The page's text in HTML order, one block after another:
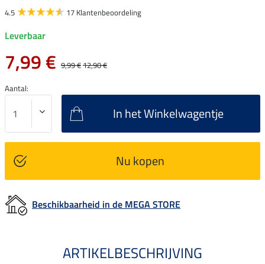
4.5 17 Klantenbeoordeling
Leverbaar
7,99 € 9,99 €12,90 €
Aantal:
In het Winkelwagentje
Nu kopen
Beschikbaarheid in de MEGA STORE
ARTIKELBESCHRIJVING